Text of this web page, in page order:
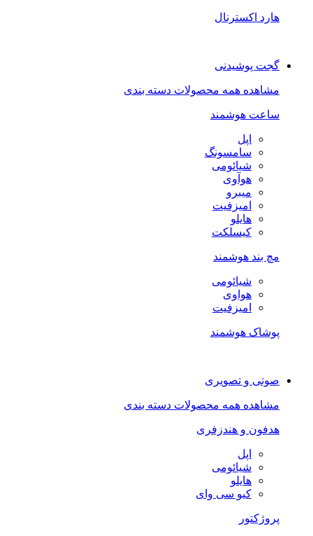
هارد اکسترنال
گجت پوشیدنی
مشاهده همه محصولات دسته بندی
ساعت هوشمند
اپل
سامسونگ
شیائومی
هوآوی
میبرو
امیزفیت
هایلو
کیسلکت
مچ بند هوشمند
شیائومی
هواوی
امیزفیت
پوشاک هوشمند
صوتی و تصویری
مشاهده همه محصولات دسته بندی
هدفون و هندزفری
اپل
شیائومی
هایلو
کیو سی وای
پروژکتور